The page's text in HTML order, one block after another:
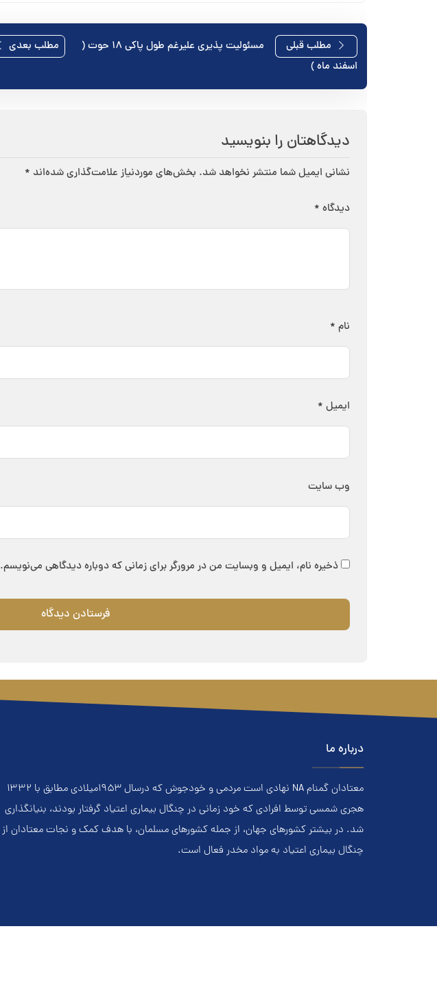
راهبری
نوشته
مطلب قبلی
مسئولیت پذیری علیرغم طول پاکی ۱۸ حوت (
اسفند ماه )
مطلب بعدی
دیدگاهتان را بنویسید
نشانی ایمیل شما منتشر نخواهد شد. بخش‌های موردنیاز علامت‌گذاری شده‌اند *
دیدگاه *
نام *
ایمیل *
وب‌ سایت
ذخیره نام، ایمیل و وبسایت من در مرورگر برای زمانی که دوباره دیدگاهی می‌نویسم.
درباره ما
معتادان گمنام NA نهادي است مردمي و خودجوش که درسال ۱۹۵۳ميلادي مطابق با ۱۳۳۲
هجري‌ شمسي توسط افرادي که خود زماني در چنگال بیماری اعتياد گرفتار بودند، بنيانگذاري
شد. در بيشتر کشور‌هاي جهان، از جمله کشور‌هاي مسلمان، با هدف کمک و نجات معتادان از
چنگال بیماری اعتياد به مواد مخدر فعال است.